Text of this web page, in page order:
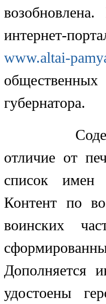
интернет-
www.altai-
губернатора.
отличие от
список имен
Контент по
воинских
Дополняется
удостоены